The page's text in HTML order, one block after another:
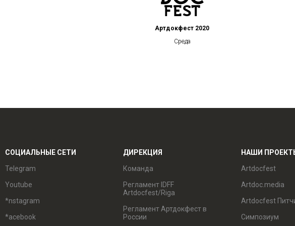
Артдокфест 2020
Среда
СОЦИАЛЬНЫЕ СЕТИ
Telegram
Youtube
*nstagram
*acebook
ДИРЕКЦИЯ
Команда
Регламент IDFF
Artdocfest/Riga
Регламент Артдокфест в
России
НАШИ
Artdocfest
Artdoc.media
Artdocfest
Симпозиум